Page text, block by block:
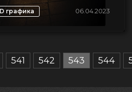
графика 06.04.2023
541 542 543 544